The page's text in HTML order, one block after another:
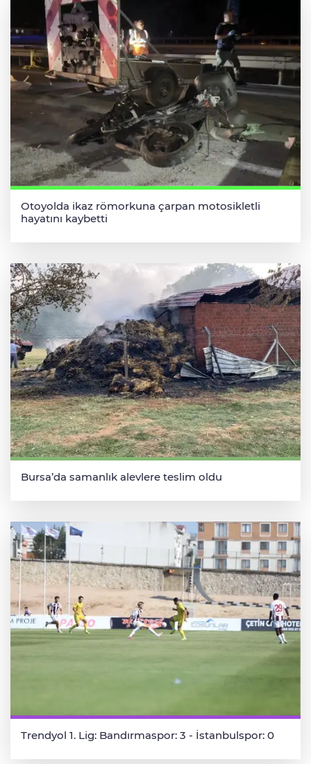
Otoyolda ikaz römorkuna çarpan motosikletli
hayatını kaybetti
Bursa’da samanlık alevlere teslim oldu
Trendyol 1. Lig: Bandırmaspor: 3 - İstanbulspor: 0